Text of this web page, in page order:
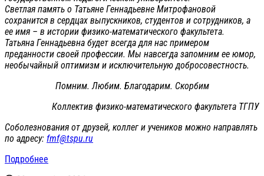
Светлая память о Татьяне Геннадьевне Митрофановой
сохранится в сердцах выпускников, студентов и сотрудников, а
ее имя – в истории физико-математического факультета.
Татьяна Геннадьевна будет всегда для нас примером
преданности своей профессии. Мы навсегда запомним ее юмор,
необычайный оптимизм и исключительную добросовестность.
Помним. Любим. Благодарим. Скорбим
Коллектив физико-математического факультета ТГПУ
Соболезнования от друзей, коллег и учеников можно направлять
по адресу: fmf@tspu.ru
Подробнее